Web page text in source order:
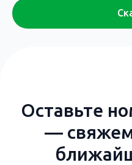
Оставьте
—